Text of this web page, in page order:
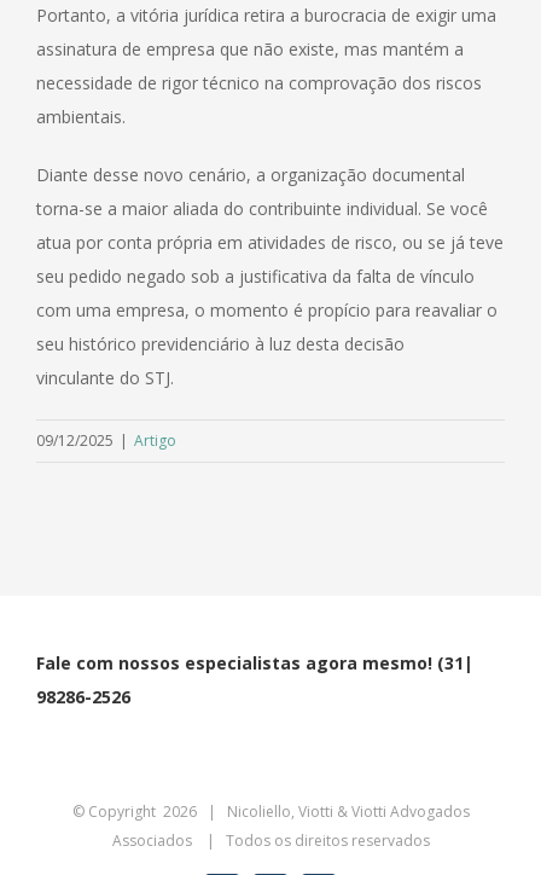
Portanto, a vitória jurídica retira a burocracia de exigir uma
assinatura de empresa que não existe, mas mantém a
necessidade de rigor técnico na comprovação dos riscos
ambientais.
Diante desse novo cenário, a organização documental
torna-se a maior aliada do contribuinte individual. Se você
atua por conta própria em atividades de risco, ou se já teve
seu pedido negado sob a justificativa da falta de vínculo
com uma empresa, o momento é propício para reavaliar o
seu histórico previdenciário à luz desta decisão
vinculante do STJ.
09/12/2025 | Artigo
Fale com nossos especialistas agora mesmo! (31|
98286-2526
© Copyright 2026 | Nicoliello, Viotti & Viotti Advogados
Associados | Todos os direitos reservados